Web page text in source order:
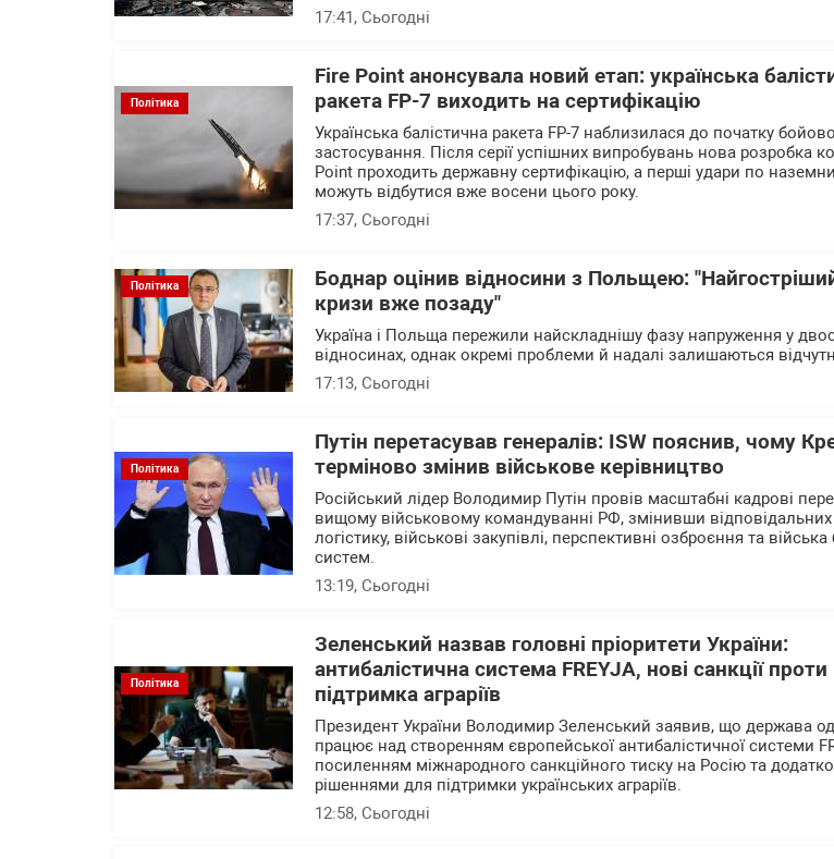
17:41, Сьогодні
Політика
Fire Point анонсувала новий етап: українська
ракета FP-7 виходить на сертифікацію
Українська балістична ракета FP-7 наблизилася до початку
застосування. Після серії успішних випробувань нова розробка
Point проходить державну сертифікацію, а перші удари по
можуть відбутися вже восени цього року.
17:37, Сьогодні
Політика
Боднар оцінив відносини з Польщею:
кризи вже позаду"
Україна і Польща пережили найскладнішу фазу напруження у
відносинах, однак окремі проблеми й надалі залишаються
17:13, Сьогодні
Політика
Путін перетасував генералів: ISW пояснив, чому
терміново змінив військове керівництво
Російський лідер Володимир Путін провів масштабні кадрові
вищому військовому командуванні РФ, змінивши
логістику, військові закупівлі, перспективні озброєння та
систем.
13:19, Сьогодні
Політика
Зеленський назвав головні пріоритети України:
антибалістична система FREYJA, нові санкції
підтримка аграріїв
Президент України Володимир Зеленський заявив, що держава
працює над створенням європейської антибалістичної системи
посиленням міжнародного санкційного тиску на Росію та
рішеннями для підтримки українських аграріїв.
12:58, Сьогодні